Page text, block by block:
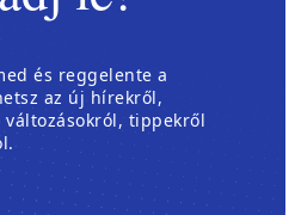
és reggelente a
az új hírekről,
tippekről